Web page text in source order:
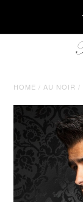
HOME / AU NOIR /